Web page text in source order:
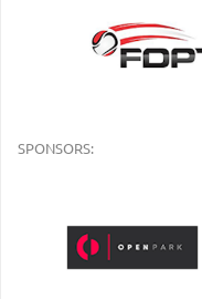
SPONSORS: